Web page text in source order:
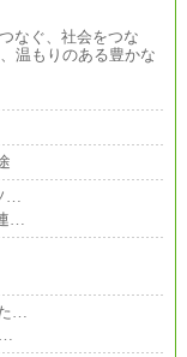
なぐ、社会をつな
温もりのある豊かな
…
…
…
…